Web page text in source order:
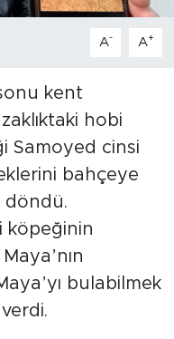
A- A+
kent
hobi
Samoyed cinsi
bahçeye
döndü.
köpeğinin
bulabilmek